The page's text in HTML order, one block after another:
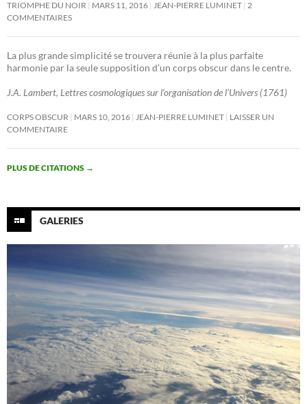
TRIOMPHE DU NOIR MARS 11, 2016 JEAN-PIERRE LUMINET 2
COMMENTAIRES
La plus grande simplicité se trouvera réunie à la plus parfaite
harmonie par la seule supposition d’un corps obscur dans le centre.
J.A. Lambert, Lettres cosmologiques sur l’organisation de l’Univers (1761)
CORPS OBSCUR MARS 10, 2016 JEAN-PIERRE LUMINET LAISSER UN
COMMENTAIRE
PLUS DE CITATIONS →
GALERIES